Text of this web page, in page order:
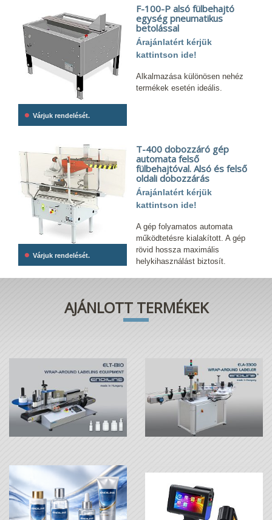
• Várjuk rendelését.
F-100-P alsó fülbehajtó
egység pneumatikus
betolással
Árajánlatért kérjük
kattintson ide!
Alkalmazása különösen nehéz
termékek esetén ideális.
• Várjuk rendelését.
T-400 dobozzáró gép
automata felső
fülbehajtóval. Alsó és felső
oldali dobozzárás
Árajánlatért kérjük
kattintson ide!
A gép folyamatos automata
működtetésre kialakított. A gép
rövid hossza maximális
helykihasználást biztosít.
AJÁNLOTT TERMÉKEK